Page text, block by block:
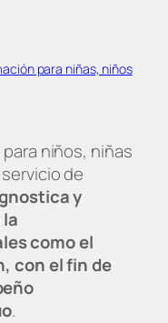
para niñas, niños
niños, niñas
de
y
como el
con el fin de
.